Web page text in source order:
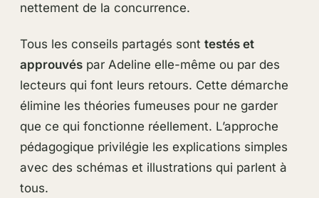
nettement de la concurrence.
Tous les conseils partagés sont testés et
approuvéspar Adeline elle-même ou par des
lecteurs qui font leurs retours. Cette démarche
élimine les théories fumeuses pour ne garder
que ce qui fonctionne réellement. L’approche
pédagogique privilégie les explications simples
avec des schémas et illustrations qui parlent à
tous.